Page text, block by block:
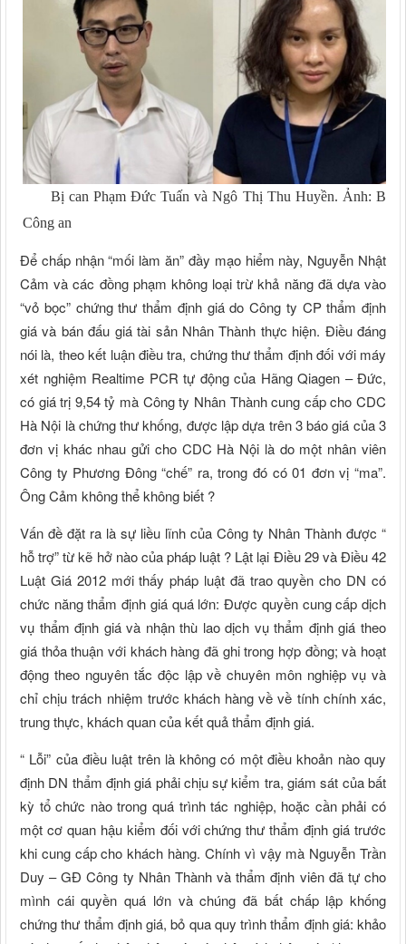
Bị can Phạm Đức Tuấn và Ngô Thị Thu Huyền. Ảnh: Bộ
Công an
Để chấp nhận “mối làm ăn” đầy mạo hiểm này, Nguyễn Nhật
Cảm và các đồng phạm không loại trừ khả năng đã dựa vào
“vỏ bọc” chứng thư thẩm định giá do Công ty CP thẩm định
giá và bán đấu giá tài sản Nhân Thành thực hiện. Điều đáng
nói là, theo kết luận điều tra, chứng thư thẩm định đối với máy
xét nghiệm Realtime PCR tự động của Hãng Qiagen – Đức,
có giá trị 9,54 tỷ mà Công ty Nhân Thành cung cấp cho CDC
Hà Nội là chứng thư khống, được lập dựa trên 3 báo giá của 3
đơn vị khác nhau gửi cho CDC Hà Nội là do một nhân viên
Công ty Phương Đông “chế” ra, trong đó có 01 đơn vị “ma”.
Ông Cảm không thể không biết ?
Vấn đề đặt ra là sự liều lĩnh của Công ty Nhân Thành được “
hỗ trợ” từ kẽ hở nào của pháp luật ? Lật lại Điều 29 và Điều 42
Luật Giá 2012 mới thấy pháp luật đã trao quyền cho DN có
chức năng thẩm định giá quá lớn: Được quyền cung cấp dịch
vụ thẩm định giá và nhận thù lao dịch vụ thẩm định giá theo
giá thỏa thuận với khách hàng đã ghi trong hợp đồng; và hoạt
động theo nguyên tắc độc lập về chuyên môn nghiệp vụ và
chỉ chịu trách nhiệm trước khách hàng về về tính chính xác,
trung thực, khách quan của kết quả thẩm định giá.
“ Lỗi” của điều luật trên là không có một điều khoản nào quy
định DN thẩm định giá phải chịu sự kiểm tra, giám sát của bất
kỳ tổ chức nào trong quá trình tác nghiệp, hoặc cần phải có
một cơ quan hậu kiểm đối với chứng thư thẩm định giá trước
khi cung cấp cho khách hàng. Chính vì vậy mà Nguyễn Trần
Duy – GĐ Công ty Nhân Thành và thẩm định viên đã tự cho
mình cái quyền quá lớn và chúng đã bất chấp lập khống
chứng thư thẩm định giá, bỏ qua quy trình thẩm định giá: khảo